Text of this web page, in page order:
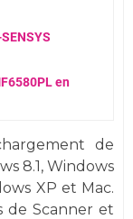
en
de
8.1, Windows
XP et Mac.
de Scanner et